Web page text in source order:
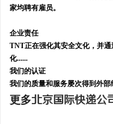
家均聘有雇员。
企业责任
TNT正在强化其安全文化，并
化......
我们的认证
我们的质量和服务屡次得到外
更多北京国际快递公